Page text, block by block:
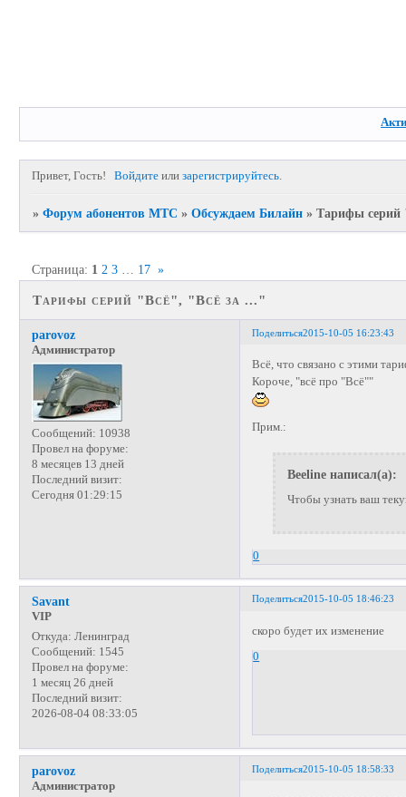
Привет, Гость! Войдите илизарегистрируйтесь.
»Форум абонентов МТС »Обсуждаем Билайн »Тарифы серий
Тарифы серий "Всё", "Всё за ..."
Страница: 1 2 3 17 »
Поделиться2015-10-05 16:23:43
parovoz
Администратор
Сообщений: 10938
Провел на форуме:
8 месяцев 13 дней
Последний визит:
Сегодня 01:29:15
Всё, что связано с этими
Короче, "всё про "Всё""
Прим.:
Beeline написал(а):
Чтобы узнать ваш
0
Поделиться2015-10-05 18:46:23
Savant
VIP
Откуда: Ленинград
Сообщений: 1545
Провел на форуме:
1 месяц 26 дней
Последний визит:
2026-08-04 08:33:05
скоро будет их изменение
0
Поделиться2015-10-05 18:58:33
parovoz
Администратор